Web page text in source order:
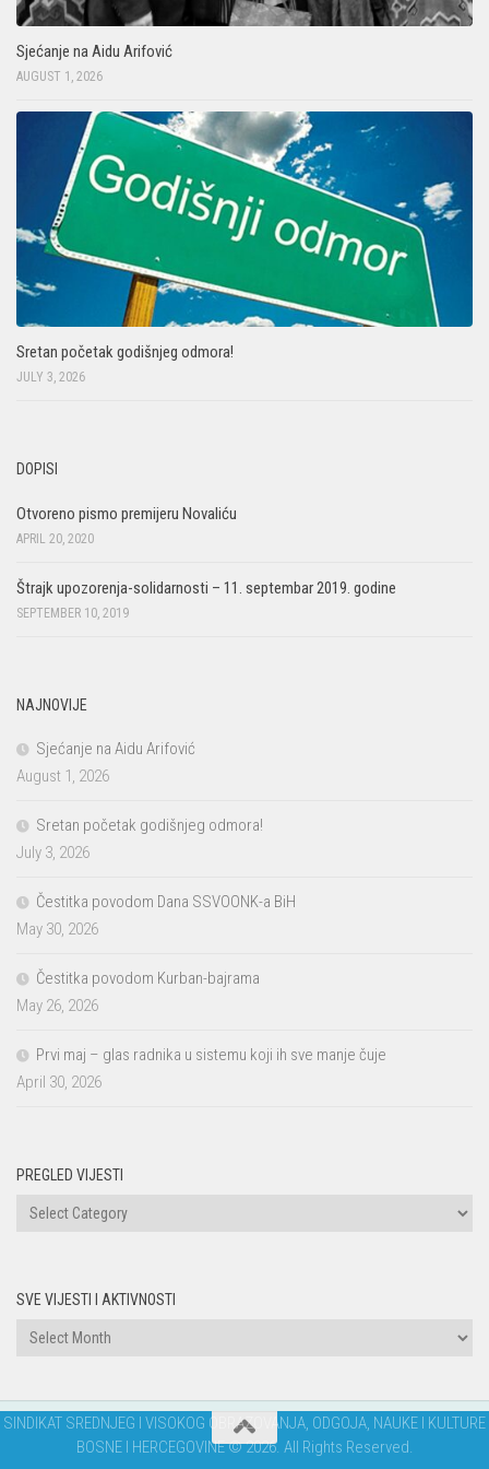
Sjećanje na Aidu Arifović
AUGUST 1, 2026
Sretan početak godišnjeg odmora!
JULY 3, 2026
DOPISI
Otvoreno pismo premijeru Novaliću
APRIL 20, 2020
Štrajk upozorenja-solidarnosti – 11. septembar 2019. godine
SEPTEMBER 10, 2019
NAJNOVIJE
Sjećanje na Aidu Arifović
August 1, 2026
Sretan početak godišnjeg odmora!
July 3, 2026
Čestitka povodom Dana SSVOONK-a BiH
May 30, 2026
Čestitka povodom Kurban-bajrama
May 26, 2026
Prvi maj – glas radnika u sistemu koji ih sve manje čuje
April 30, 2026
PREGLED VIJESTI
PREGLED
SVE VIJESTI I AKTIVNOSTI
Sve
aktivnosti
SINDIKAT SREDNJEG I VISOKOG OBRAZOVANJA, ODGOJA, NAUKE I KULTURE
BOSNE I HERCEGOVINE © 2026. All Rights Reserved.